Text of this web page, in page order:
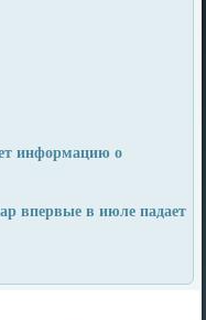
информацию о
впервые в июле падает